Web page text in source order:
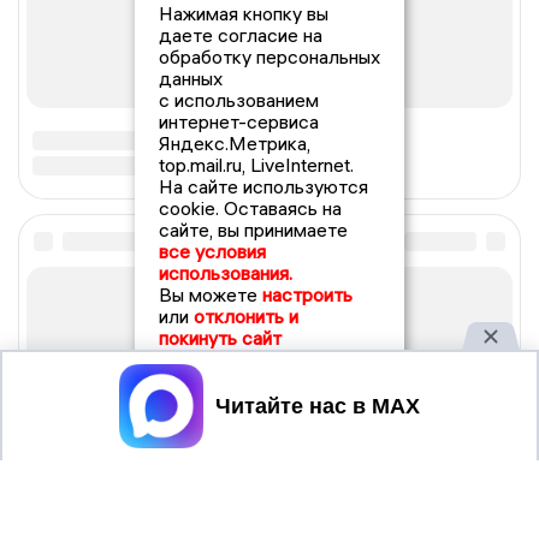
Нажимая кнопку вы
даете согласие на
обработку персональных
данных
с использованием
интернет-сервиса
Яндекс.Метрика,
top.mail.ru, LiveInternet.
На сайте используются
cookie. Оставаясь на
сайте, вы принимаете
все условия
использования.
Вы можете настроить
или отклонить и
покинуть сайт
Принять